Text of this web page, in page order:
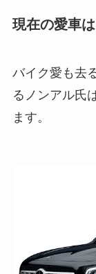
現在の愛車
バイク愛も去
るノンアル氏
ます。